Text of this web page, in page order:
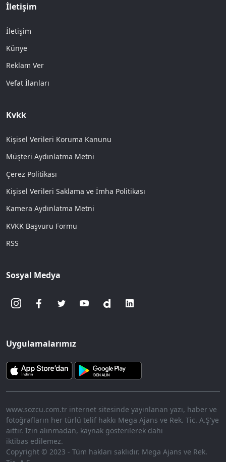
İletişim
İletişim
Künye
Reklam Ver
Vefat İlanları
Kvkk
Kişisel Verileri Koruma Kanunu
Müşteri Aydınlatma Metni
Çerez Politikası
Kişisel Verileri Saklama ve İmha Politikası
Kamera Aydınlatma Metni
KVKK Başvuru Formu
RSS
Sosyal Medya
Uygulamalarımız
www.sozcu.com.tr internet sitesinde yayınlanan yazı, haber ve
fotoğrafların her türlü telif hakkı Mega Ajans ve Rek. Tic. A.Ş'ye
aittir. İzin alınmadan, kaynak gösterilerek dahi
iktibas edilemez.
Copyright © 2023 - Tüm hakları saklıdır. Mega Ajans ve Rek.